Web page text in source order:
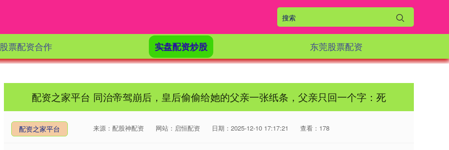
股票配资合作 实盘配资炒股 东莞股票配资
配资之家平台 同治帝驾崩后，皇后偷偷给她的父亲一张纸条，父亲只回一个字：死
配资之家平台 来源：配股神配资 网站：启恒配资 日期：2025-12-10 17:17:21 查看：178